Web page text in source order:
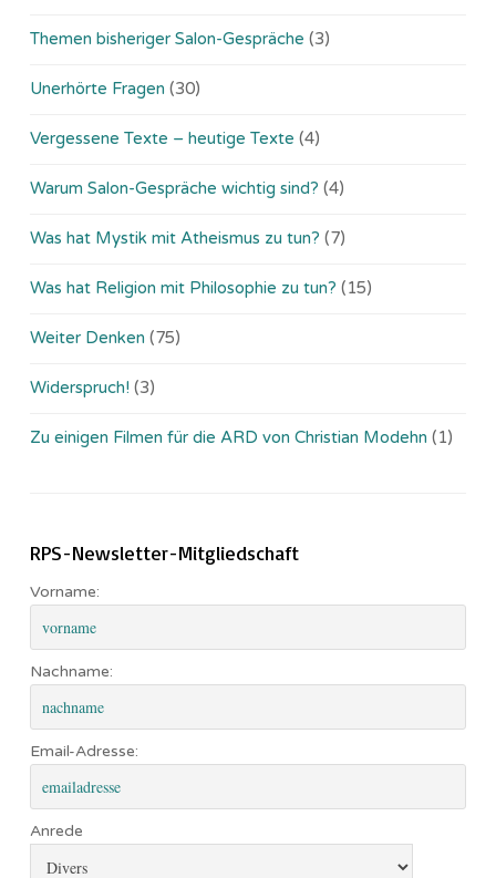
Themen bisheriger Salon-Gespräche (3)
Unerhörte Fragen (30)
Vergessene Texte – heutige Texte (4)
Warum Salon-Gespräche wichtig sind? (4)
Was hat Mystik mit Atheismus zu tun? (7)
Was hat Religion mit Philosophie zu tun? (15)
Weiter Denken (75)
Widerspruch! (3)
Zu einigen Filmen für die ARD von Christian Modehn (1)
RPS-Newsletter-Mitgliedschaft
Vorname:
Nachname:
Email-Adresse:
Anrede